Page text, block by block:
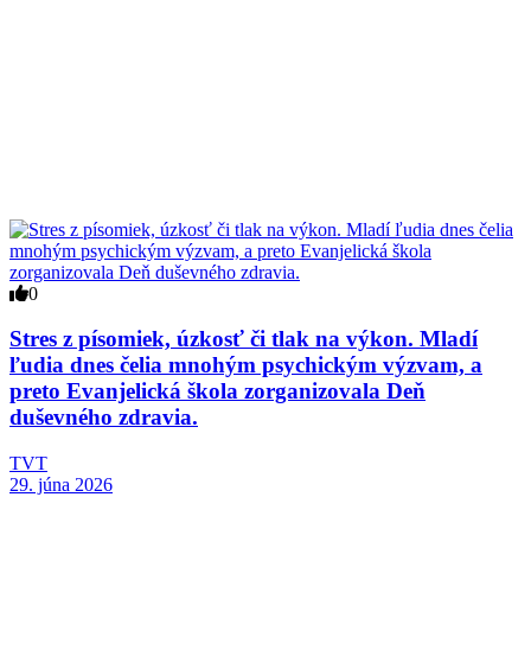
0
Stres z písomiek, úzkosť či tlak na výkon. Mladí
ľudia dnes čelia mnohým psychickým výzvam, a
preto Evanjelická škola zorganizovala Deň
duševného zdravia.
TVT
29. júna 2026